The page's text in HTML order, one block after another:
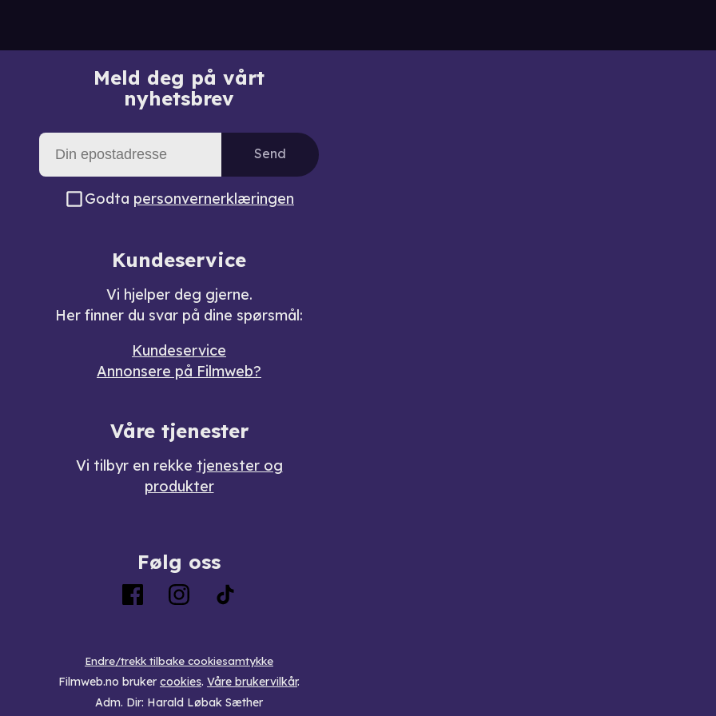
Meld deg på vårt
nyhetsbrev
Send
Godta personvernerklæringen
Kundeservice
Vi hjelper deg gjerne.
Her finner du svar på dine spørsmål:
Kundeservice
Annonsere på Filmweb?
Våre tjenester
Vi tilbyr en rekke tjenester og
produkter
Følg oss
Endre/trekk tilbake cookiesamtykke
Filmweb.no bruker cookies. Våre brukervilkår.
Adm. Dir: Harald Løbak Sæther